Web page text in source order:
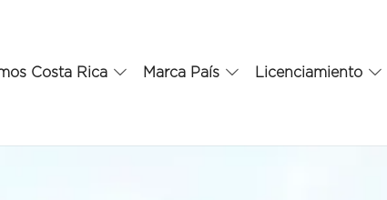
Costa Rica Marca País Licenciamiento